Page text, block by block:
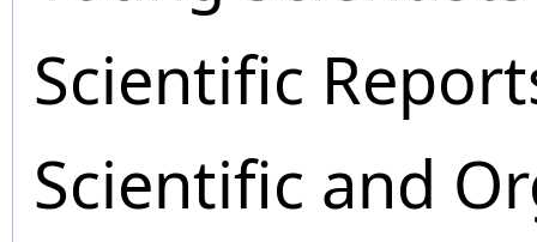
Scientific
Scientific and